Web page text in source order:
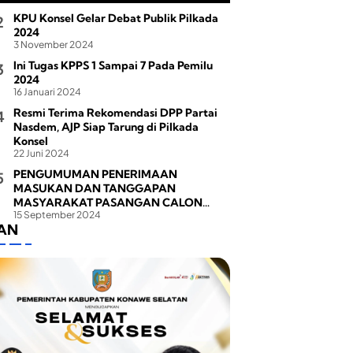
KPU Konsel Gelar Debat Publik Pilkada
2024
3 November 2024
Ini Tugas KPPS 1 Sampai 7 Pada Pemilu
2024
16 Januari 2024
Resmi Terima Rekomendasi DPP Partai
Nasdem, AJP Siap Tarung di Pilkada
Konsel
22 Juni 2024
PENGUMUMAN PENERIMAAN
MASUKAN DAN TANGGAPAN
MASYARAKAT PASANGAN CALON
BUPATI DAN WAKIL BUPATI PADA
PEMILIHAN BUPATI DAN WAKIL BUPATI
KONAWE SELATAN TAHUN 2024
15 September 2024